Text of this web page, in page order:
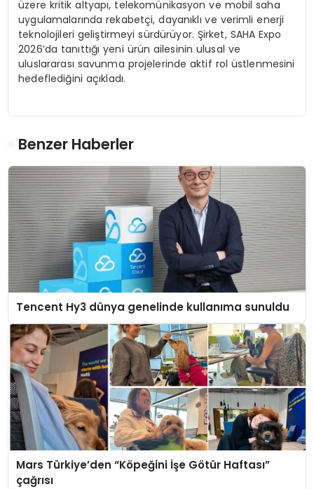
üzere kritik altyapı, telekomünikasyon ve mobil saha
uygulamalarında rekabetçi, dayanıklı ve verimli enerji
teknolojileri geliştirmeyi sürdürüyor. Şirket, SAHA Expo
2026’da tanıttığı yeni ürün ailesinin ulusal ve
uluslararası savunma projelerinde aktif rol üstlenmesini
hedeflediğini açıkladı.
Benzer Haberler
Tencent Hy3 dünya genelinde kullanıma sunuldu
Mars Türkiye’den “Köpeğini İşe Götür Haftası”
çağrısı